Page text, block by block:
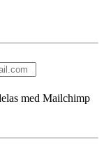
med Mailchimp